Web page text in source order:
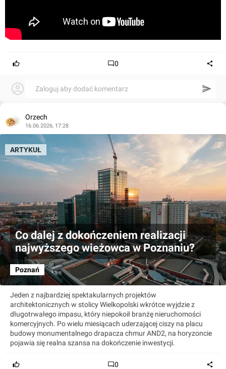
0
Zaloguj aby dodać komentarz
Orzech
16.06.2026, 17:28
Co dalej z dokończeniem realizacji
najwyższego wieżowca w Poznaniu?
Poznań
ARTYKUŁ
Jeden z najbardziej spektakularnych projektów
architektonicznych w stolicy Wielkopolski wkrótce wyjdzie z
długotrwałego impasu, który niepokoił branżę nieruchomości
komercyjnych. Po wielu miesiącach uderzającej ciszy na placu
budowy monumentalnego drapacza chmur AND2, na horyzoncie
pojawia się realna szansa na dokończenie inwestycji.
0